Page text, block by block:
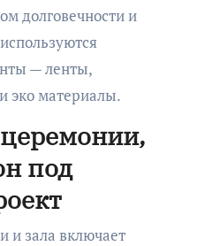
долговечности и
— ленты,
эко материалы.
под
и зала включает